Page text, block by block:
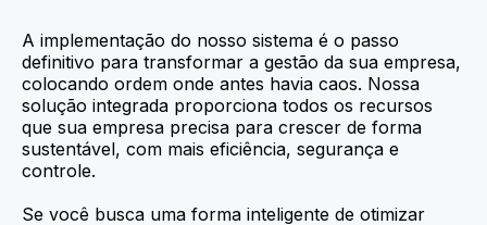
A implementação do nosso sistema é o passo
definitivo para transformar a gestão da sua empresa,
colocando ordem onde antes havia caos. Nossa
solução integrada proporciona todos os recursos
que sua empresa precisa para crescer de forma
sustentável, com mais eficiência, segurança e
controle.
Se você busca uma forma inteligente de otimizar